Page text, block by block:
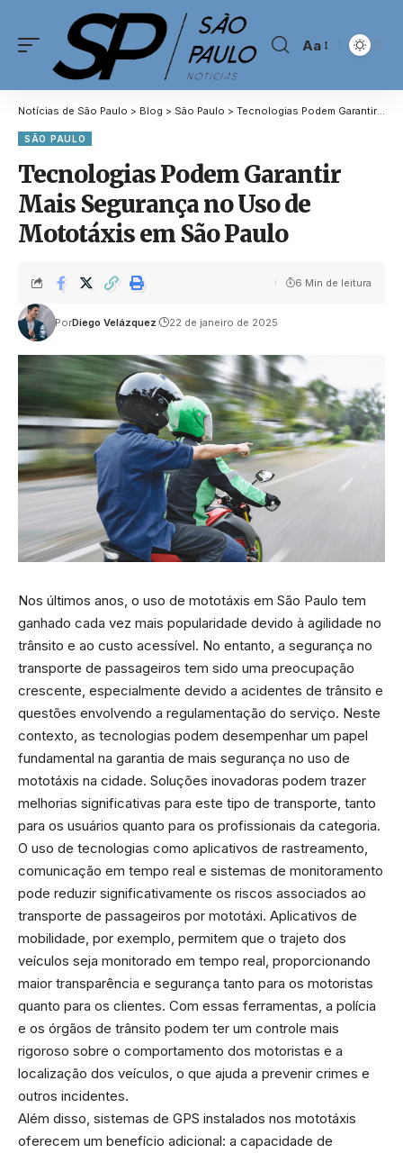
Aa
Notícias de São Paulo > Blog > São Paulo > Tecnologias Podem Garantir Mais Segurança no Uso de Mototáxis em São Paulo
SÃO PAULO
Tecnologias Podem Garantir
Mais Segurança no Uso de
Mototáxis em São Paulo
PorDiego Velázquez 22 de janeiro de 2025
6 Min de leitura
Nos últimos anos, o uso de mototáxis em São Paulo tem
ganhado cada vez mais popularidade devido à agilidade no
trânsito e ao custo acessível. No entanto, a segurança no
transporte de passageiros tem sido uma preocupação
crescente, especialmente devido a acidentes de trânsito e
questões envolvendo a regulamentação do serviço. Neste
contexto, as tecnologias podem desempenhar um papel
fundamental na garantia de mais segurança no uso de
mototáxis na cidade. Soluções inovadoras podem trazer
melhorias significativas para este tipo de transporte, tanto
para os usuários quanto para os profissionais da categoria.
O uso de tecnologias como aplicativos de rastreamento,
comunicação em tempo real e sistemas de monitoramento
pode reduzir significativamente os riscos associados ao
transporte de passageiros por mototáxi. Aplicativos de
mobilidade, por exemplo, permitem que o trajeto dos
veículos seja monitorado em tempo real, proporcionando
maior transparência e segurança tanto para os motoristas
quanto para os clientes. Com essas ferramentas, a polícia
e os órgãos de trânsito podem ter um controle mais
rigoroso sobre o comportamento dos motoristas e a
localização dos veículos, o que ajuda a prevenir crimes e
outros incidentes.
Além disso, sistemas de GPS instalados nos mototáxis
oferecem um benefício adicional: a capacidade de